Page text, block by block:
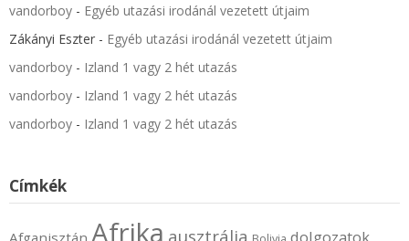
vandorboy - Egyéb utazási irodánál vezetett útjaim
Zákányi Eszter - Egyéb utazási irodánál vezetett útjaim
vandorboy - Izland 1 vagy 2 hét utazás
vandorboy - Izland 1 vagy 2 hét utazás
vandorboy - Izland 1 vagy 2 hét utazás
Címkék
Afganisztán Afrika ausztrália dolgozatok